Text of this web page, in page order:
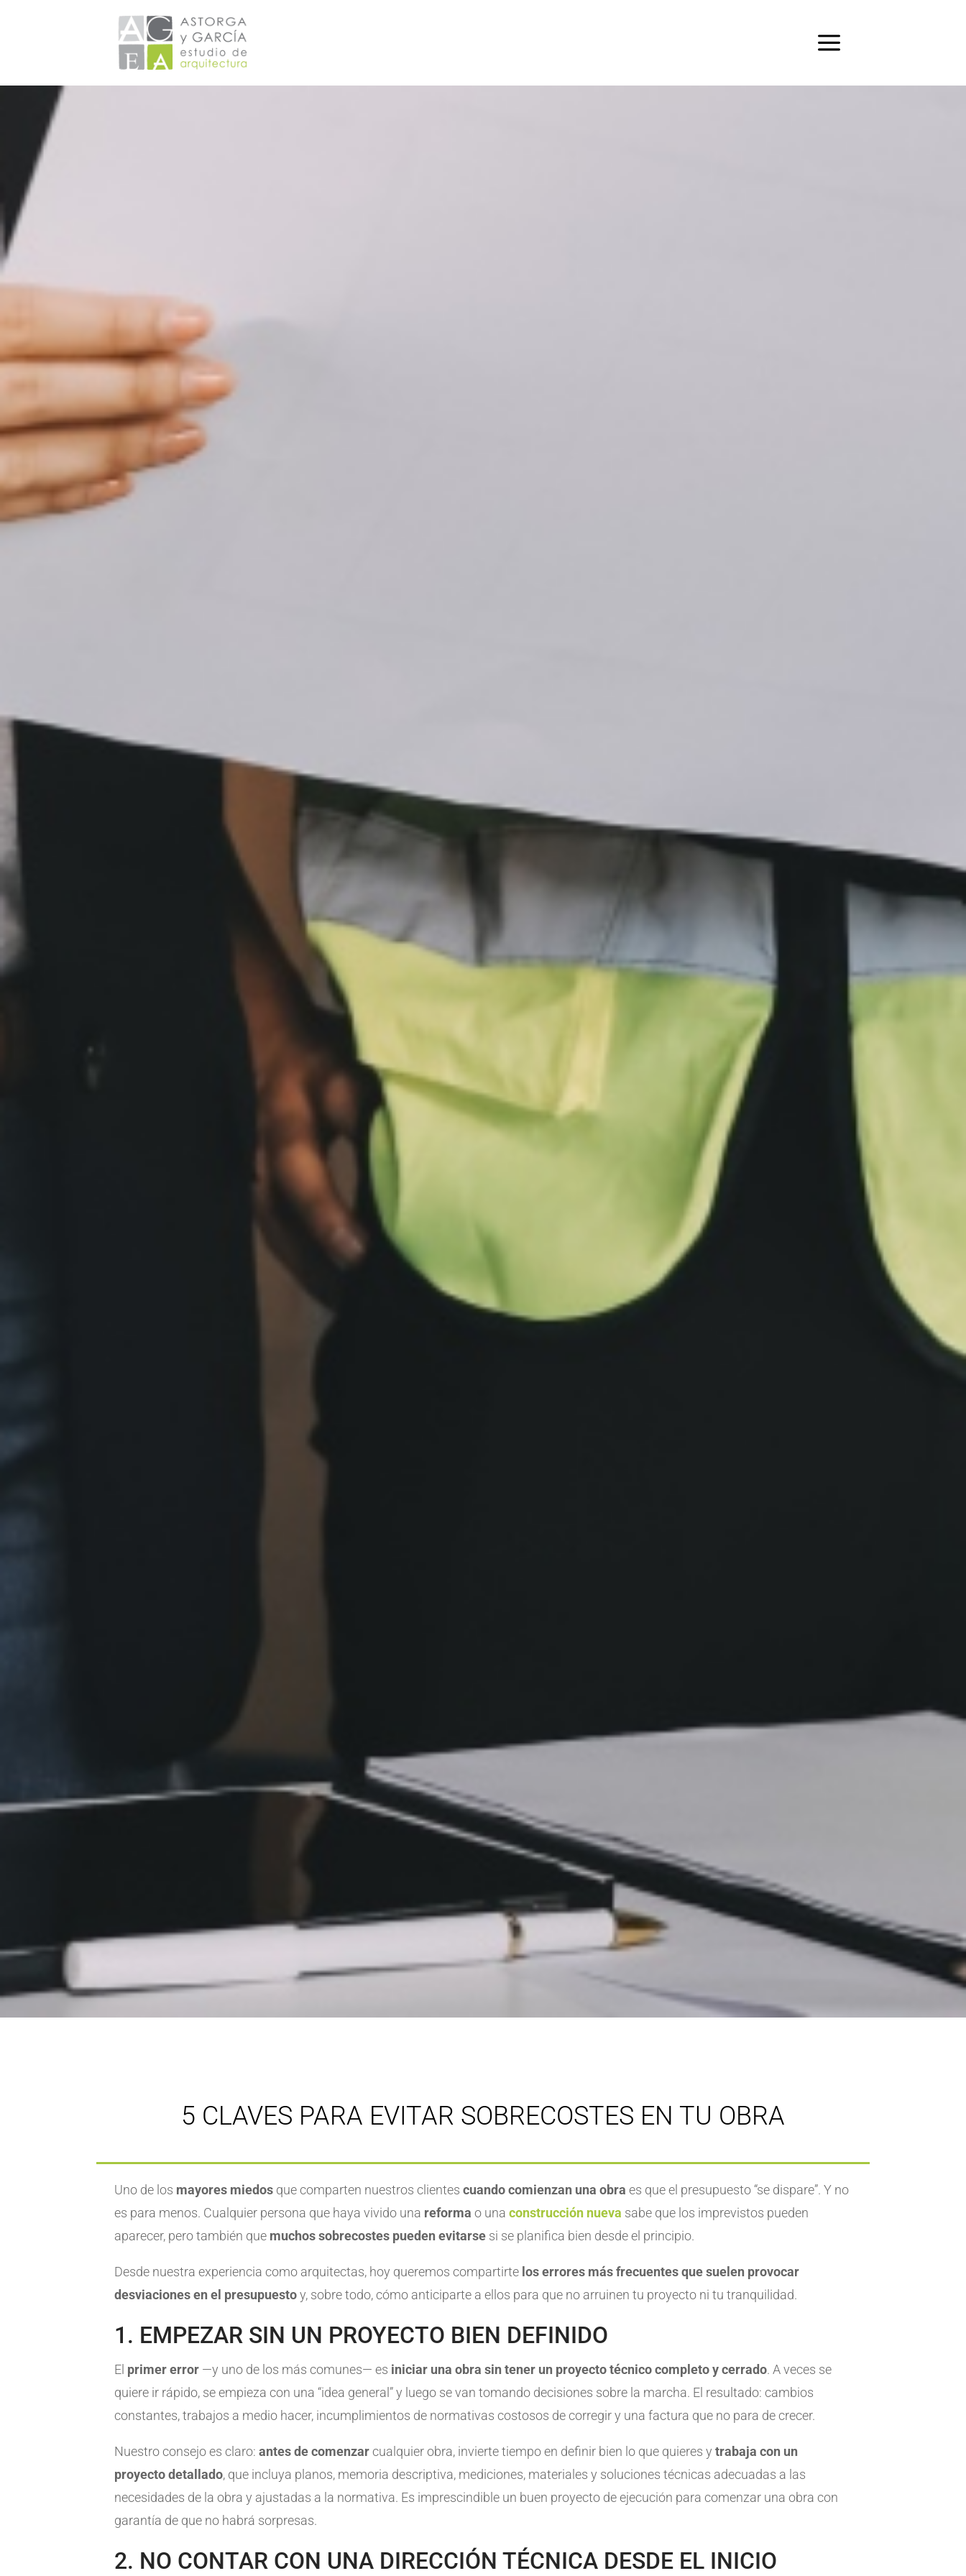
5 CLAVES PARA EVITAR SOBRECOSTES EN TU OBRA
Uno de los mayores miedos que comparten nuestros clientescuando comienzan una obra es que el presupuesto “se dispare”. Y no
es para menos. Cualquier persona que haya vivido una reformao unaconstrucción nueva sabe que los imprevistos pueden
aparecer, pero también que muchos sobrecostes pueden evitarse si se planifica bien desde el principio.
Desde nuestra experiencia como arquitectas, hoy queremos compartirte los errores más frecuentes que suelen provocar
desviaciones en el presupuestoy, sobre todo, cómo anticiparte a ellos para que no arruinen tu proyecto ni tu tranquilidad.
1. EMPEZAR SIN UN PROYECTO BIEN DEFINIDO
El primer error —y uno de los más comunes— es iniciar una obra sin tener un proyecto técnico completo y cerrado. A veces se
quiere ir rápido, se empieza con una “idea general” y luego se van tomando decisiones sobre la marcha. El resultado: cambios
constantes, trabajos a medio hacer, incumplimientos de normativas costosos de corregir y una factura que no para de crecer.
Nuestro consejo es claro:antes de comenzar cualquier obra, invierte tiempo en definir bien lo que quieres ytrabaja con un
proyecto detallado, que incluya planos, memoria descriptiva, mediciones, materiales y soluciones técnicas adecuadas a las
necesidades de la obra y ajustadas a la normativa. Es imprescindible un buen proyecto de ejecución para comenzar una obra con
garantía de que no habrá sorpresas.
2. NO CONTAR CON UNA DIRECCIÓN TÉCNICA DESDE EL INICIO